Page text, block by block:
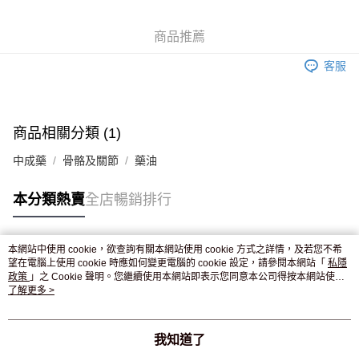
付款後門市自取，訂單確認後2-4個工作天到店，7天內取。逾期後
商品推薦
客服
商品相關分類 (1)
中成藥 骨骼及關節 藥油
本分類熱賣全店暢銷排行
熱門標籤
熱銷排行
本網站中使用 cookie，欲查詢有關本網站使用 cookie 方式之詳情，及若您不希
望在電腦上使用 cookie 時應如何變更電腦的 cookie 設定，請參閱本網站「 私隱
政策 」之 Cookie 聲明。您繼續使用本網站即表示您同意本公司得按本網站使用
條款之 Cookie 聲明使用 cookie。
了解更多 >
我知道了